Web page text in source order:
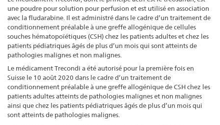
une poudre pour solution pour perfusion et est utilisé en association
avec la fludarabine. Il est administré dans le cadre d’un traitement de
conditionnement préalable à une greffe allogénique de cellules
souches hématopoïétiques (CSH) chez les patients adultes et chez les
patients pédiatriques âgés de plus d’un mois qui sont atteints de
pathologies malignes et non malignes.
Le médicament Trecondi a été autorisé pour la première fois en
Suisse le 10 août 2020 dans le cadre d’un traitement de
conditionnement préalable à une greffe allogénique de CSH chez les
patients adultes atteints de pathologies malignes et non malignes
ainsi que chez les patients pédiatriques âgés de plus d’un mois qui
sont atteints de pathologies malignes.